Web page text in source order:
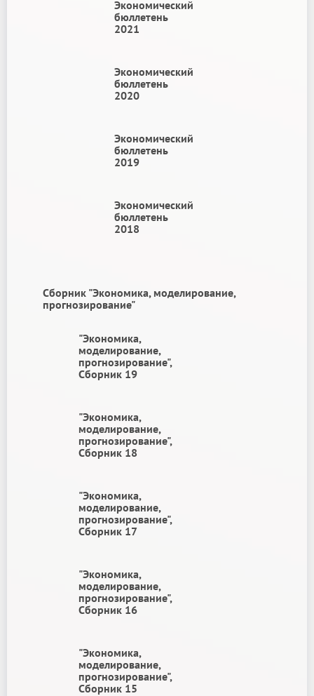
Экономический
бюллетень
2021
Экономический
бюллетень
2020
Экономический
бюллетень
2019
Экономический
бюллетень
2018
Сборник "Экономика, моделирование,
прогнозирование"
"Экономика,
моделирование,
прогнозирование",
Сборник 19
"Экономика,
моделирование,
прогнозирование",
Сборник 18
"Экономика,
моделирование,
прогнозирование",
Сборник 17
"Экономика,
моделирование,
прогнозирование",
Сборник 16
"Экономика,
моделирование,
прогнозирование",
Сборник 15